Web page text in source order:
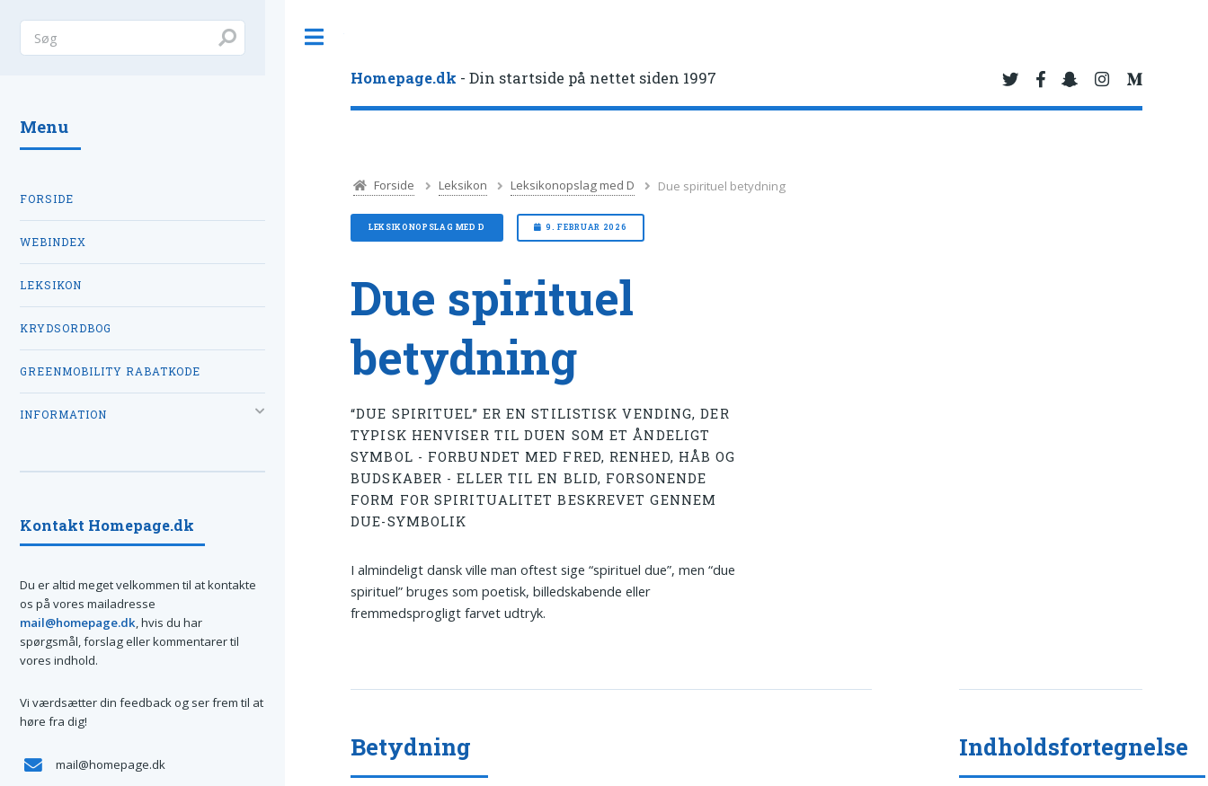
Homepage.dk - Din startside på nettet siden 1997
Forside Leksikon Leksikonopslag med D Due spirituel betydning
LEKSIKONOPSLAG MED D 9. FEBRUAR 2026
Due spirituel
betydning
“DUE SPIRITUEL” ER EN STILISTISK VENDING, DER
TYPISK HENVISER TIL DUEN SOM ET ÅNDELIGT
SYMBOL - FORBUNDET MED FRED, RENHED, HÅB OG
BUDSKABER - ELLER TIL EN BLID, FORSONENDE
FORM FOR SPIRITUALITET BESKREVET GENNEM
DUE-SYMBOLIK
I almindeligt dansk ville man oftest sige “spirituel due”, men “due
spirituel” bruges som poetisk, billedskabende eller
fremmedsprogligt farvet udtryk.
Betydning Indholdsfortegnelse
Menu
FORSIDE
WEBINDEX
LEKSIKON
KRYDSORDBOG
GREENMOBILITY RABATKODE
INFORMATION
Kontakt Homepage.dk
Du er altid meget velkommen til at kontakte
os på vores mailadresse
mail@homepage.dk, hvis du har
spørgsmål, forslag eller kommentarer til
vores indhold.
Vi værdsætter din feedback og ser frem til at
høre fra dig!
mail@homepage.dk